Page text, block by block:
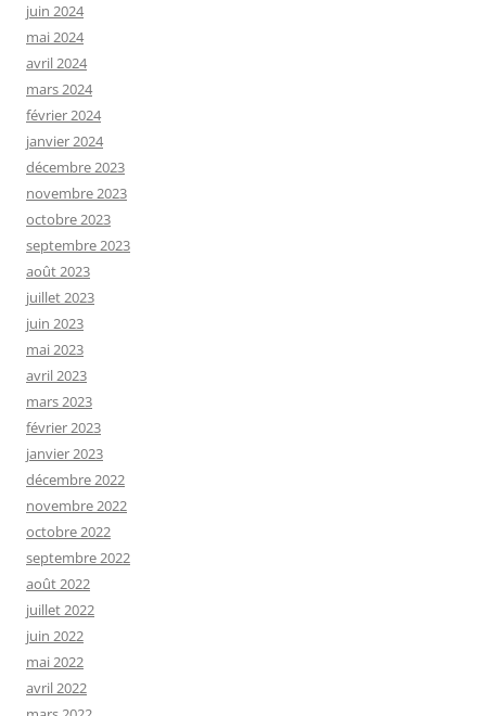
juin 2024
mai 2024
avril 2024
mars 2024
février 2024
janvier 2024
décembre 2023
novembre 2023
octobre 2023
septembre 2023
août 2023
juillet 2023
juin 2023
mai 2023
avril 2023
mars 2023
février 2023
janvier 2023
décembre 2022
novembre 2022
octobre 2022
septembre 2022
août 2022
juillet 2022
juin 2022
mai 2022
avril 2022